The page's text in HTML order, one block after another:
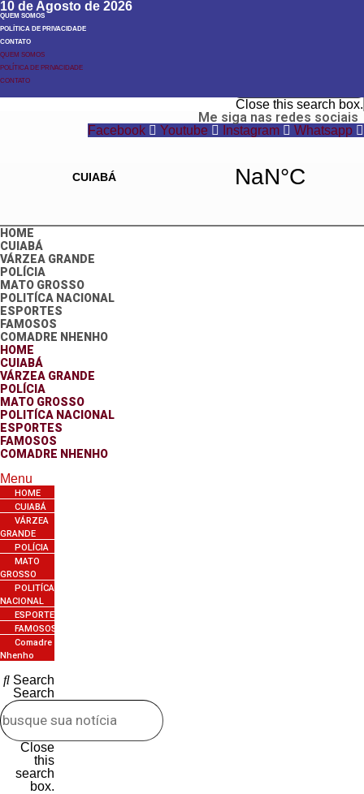
10 de Agosto de 2026
QUEM SOMOS
POLÍTICA DE PRIVACIDADE
CONTATO
QUEM SOMOS
POLÍTICA DE PRIVACIDADE
CONTATO
Close this search box.
Me siga nas redes sociais
Facebook Youtube Instagram Whatsapp
HOME
CUIABÁ
VÁRZEA GRANDE
POLÍCIA
MATO GROSSO
POLITÍCA NACIONAL
ESPORTES
FAMOSOS
COMADRE NHENHO
HOME
CUIABÁ
VÁRZEA GRANDE
POLÍCIA
MATO GROSSO
POLITÍCA NACIONAL
ESPORTES
FAMOSOS
COMADRE NHENHO
Menu
HOME
CUIABÁ
VÁRZEA
GRANDE
POLÍCIA
MATO
GROSSO
POLITÍCA
NACIONAL
ESPORTES
FAMOSOS
Comadre
Nhenho
Search
Search
Close
this
search
box.